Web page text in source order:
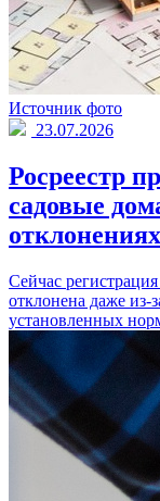
Источник фото
23.07.2026
Росреестр
садовые
Сейчас
отклонена даже из-
установленных